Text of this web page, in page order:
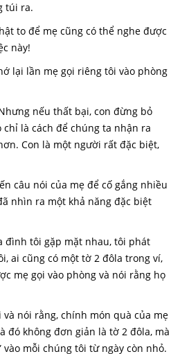
túi ra.
to để mẹ cũng có thể nghe được
này!
lại lần mẹ gọi riêng tôi vào phòng
nếu thất bại, con đừng bỏ
là cách để chúng ta nhận ra
Con là một người rất đặc biệt,
câu nói của mẹ để cố gắng nhiều
nhìn ra một khả năng đặc biệt
đình tôi gặp mặt nhau, tôi phát
ai cũng có một tờ 2 đôla trong ví,
mẹ gọi vào phòng và nói rằng họ
nói rằng, chính món quà của mẹ
đó không đơn giản là tờ 2 đôla, mà
vào mỗi chúng tôi từ ngày còn nhỏ.